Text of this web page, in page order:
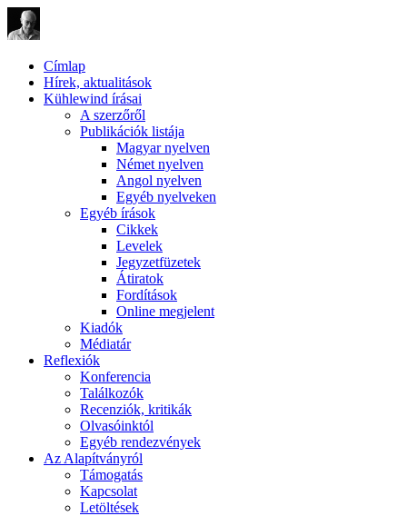
Címlap
Hírek, aktualitások
Kühlewind írásai
A szerzőről
Publikációk listája
Magyar nyelven
Német nyelven
Angol nyelven
Egyéb nyelveken
Egyéb írások
Cikkek
Levelek
Jegyzetfüzetek
Átiratok
Fordítások
Online megjelent
Kiadók
Médiatár
Reflexiók
Konferencia
Találkozók
Recenziók, kritikák
Olvasóinktól
Egyéb rendezvények
Az Alapítványról
Támogatás
Kapcsolat
Letöltések